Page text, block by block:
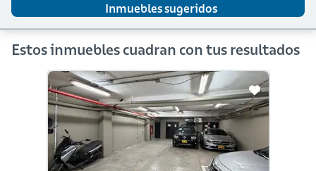
Inmuebles sugeridos
Estos inmuebles cuadran con tus resultados